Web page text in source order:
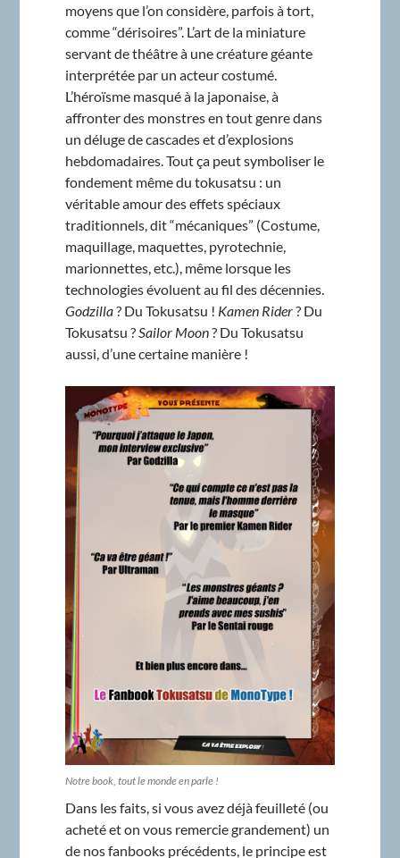
moyens que l’on considère, parfois à tort,
comme “dérisoires”. L’art de la miniature
servant de théâtre à une créature géante
interprétée par un acteur costumé.
L’héroïsme masqué à la japonaise, à
affronter des monstres en tout genre dans
un déluge de cascades et d’explosions
hebdomadaires. Tout ça peut symboliser le
fondement même du tokusatsu : un
véritable amour des effets spéciaux
traditionnels, dit “mécaniques” (Costume,
maquillage, maquettes, pyrotechnie,
marionnettes, etc.), même lorsque les
technologies évoluent au fil des décennies.
Godzilla? Du Tokusatsu ! Kamen Rider? Du
Tokusatsu ? Sailor Moon? Du Tokusatsu
aussi, d’une certaine manière !
Notre book, tout le monde en parle !
Dans les faits, si vous avez déjà feuilleté (ou
acheté et on vous remercie grandement) un
de nos fanbooks précédents, le principe est